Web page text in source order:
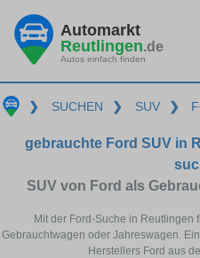
Automarkt
Reutlingen.de
Autos einfach finden
❯ SUCHEN ❯ SUV ❯
gebrauchte Ford SUV in
SUV von Ford als
Mit der Ford-Suche in Reutlingen
Gebrauchtwagen oder Jahreswagen.
Herstellers Ford aus